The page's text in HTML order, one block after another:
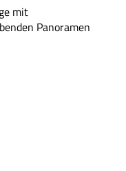
mit
Panoramen